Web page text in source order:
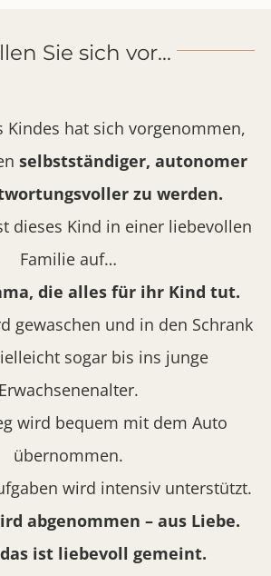
Sie sich vor…
Kindes hat sich vorgenommen,
selbstständiger, autonomer
zu werden.
dieses Kind in einer liebevollen
Familie auf…
die alles für ihr Kind tut.
gewaschen und in den Schrank
sogar bis ins junge
Erwachsenenalter.
wird bequem mit dem Auto
übernommen.
wird intensiv unterstützt.
abgenommen – aus Liebe.
ist liebevoll gemeint.